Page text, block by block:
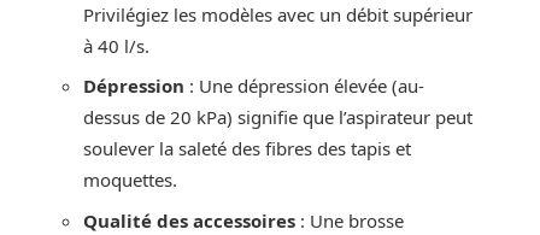
Privilégiez les modèles avec un débit supérieur
à 40 l/s.
Dépression : Une dépression élevée (au-
dessus de 20 kPa) signifie que l’aspirateur peut
soulever la saleté des fibres des tapis et
moquettes.
Qualité des accessoires : Une brosse